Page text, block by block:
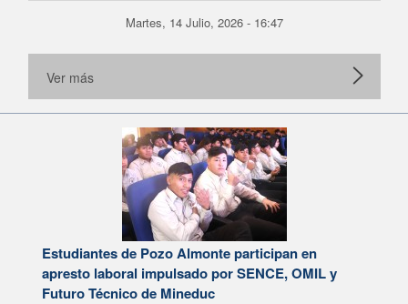
Martes, 14 Julio, 2026 - 16:47
Ver más
Estudiantes de Pozo Almonte participan en
apresto laboral impulsado por SENCE, OMIL y
Futuro Técnico de Mineduc